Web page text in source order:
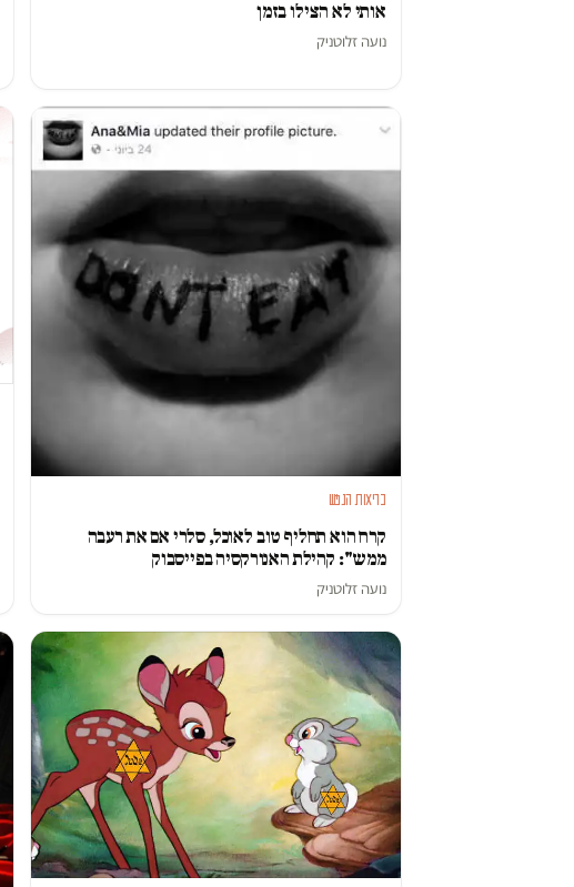
אותי לא הצילו בזמן
נועה זלוטניק
בריאות הנפש
קרח הוא תחליף טוב לאוכל, סלרי אם את רעבה
ממש": קהילת האנורקסיה בפייסבוק
נועה זלוטניק